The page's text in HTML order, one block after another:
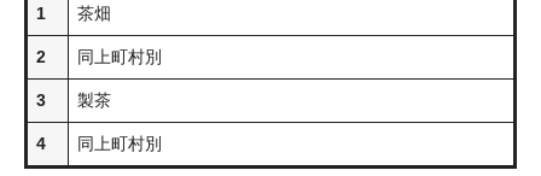
1 茶畑
2 同上町村別
3 製茶
4 同上町村別